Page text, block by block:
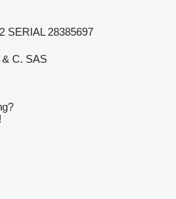
SERIAL 28385697
C. SAS